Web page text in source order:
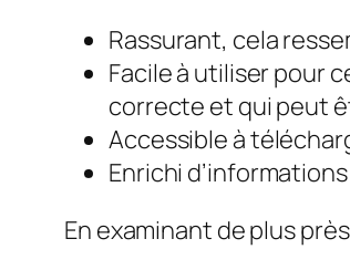
Rassurant, cela
Facile à utiliser pour
correcte et qui peut
Accessible à
Enrichi
En examinant de plus